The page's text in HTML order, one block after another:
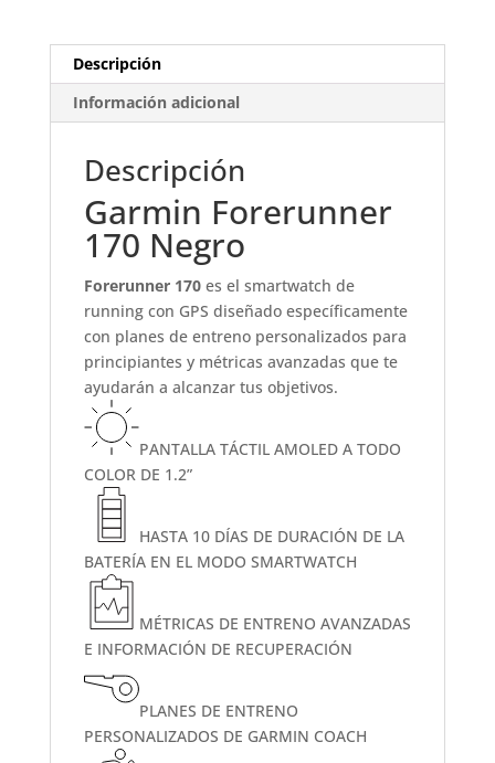
Descripción
Información adicional
Descripción
Garmin Forerunner
170 Negro
Forerunner 170es el smartwatch de
running con GPS diseñado específicamente
con planes de entreno personalizados para
principiantes y métricas avanzadas que te
ayudarán a alcanzar tus objetivos.
PANTALLA TÁCTIL AMOLED A TODO
COLOR DE 1.2”
HASTA 10 DÍAS DE DURACIÓN DE LA
BATERÍA EN EL MODO SMARTWATCH
MÉTRICAS DE ENTRENO AVANZADAS
E INFORMACIÓN DE RECUPERACIÓN
PLANES DE ENTRENO
PERSONALIZADOS DE GARMIN COACH